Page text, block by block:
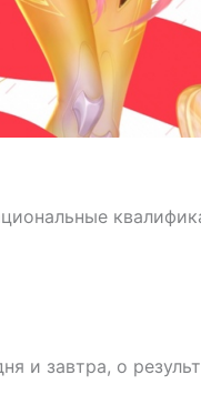
и завтра, о